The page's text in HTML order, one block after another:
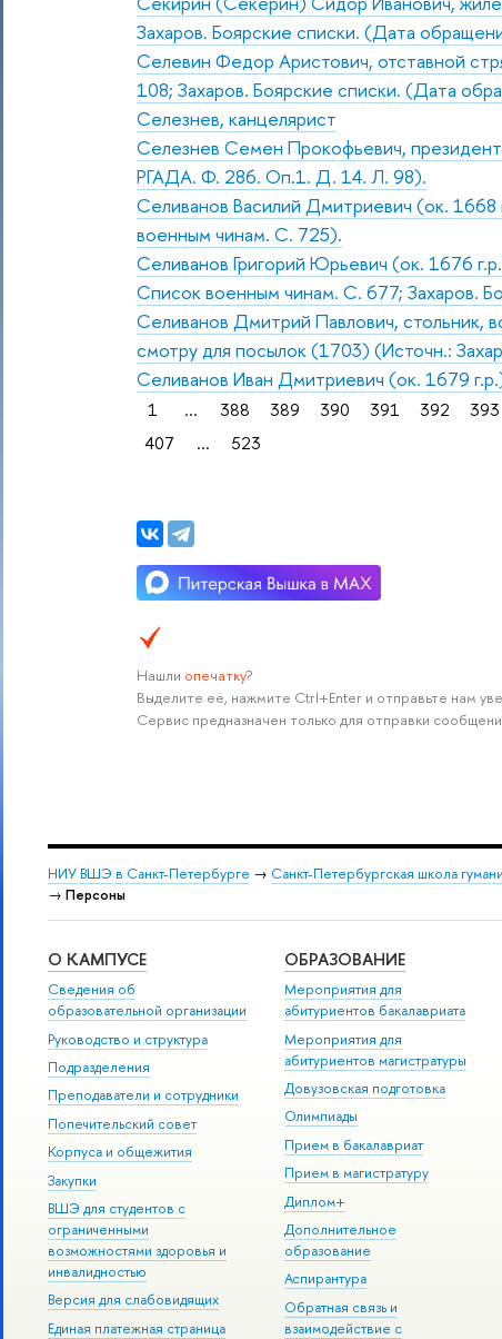
Захаров. Боярские списки. (Дата
Селевин Федор Аристович, отставной
108; Захаров. Боярские списки. (Дата
Селезнев, канцелярист
Селезнев Семен Прокофьевич,
РГАДА. Ф. 286. Оп.1. Д. 14. Л. 98).
Селиванов Василий Дмитриевич (ок.
военным чинам. С. 725).
Селиванов Григорий Юрьевич (ок. 1676
Список военным чинам. С. 677; Захаров.
Селиванов Дмитрий Павлович, стольник,
смотру для посылок (1703) (Источн.:
Селиванов Иван Дмитриевич (ок. 1679
1 ... 388 389 390 391 392 393
407
... 523
Нашли опечатку?
Выделите её, нажмите Ctrl+Enter и отправьте нам
Сервис предназначен только для отправки
НИУ ВШЭ в Санкт-Петербурге → Санкт-Петербургская школа
→ Персоны
О КАМПУСЕ
Сведения об
образовательной организации
Руководство и структура
Подразделения
Преподаватели и сотрудники
Попечительский совет
Корпуса и общежития
Закупки
ВШЭ для студентов с
ограниченными
возможностями здоровья и
инвалидностью
Версия для слабовидящих
Единая платежная страница
ОБРАЗОВАНИЕ
Мероприятия для
абитуриентов бакалавриата
Мероприятия для
абитуриентов магистратуры
Довузовская подготовка
Олимпиады
Прием в бакалавриат
Прием в магистратуру
Диплом+
Дополнительное
образование
Аспирантура
Обратная связь и
взаимодействие с